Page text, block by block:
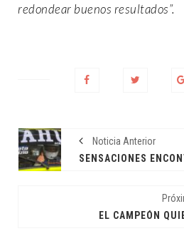
redondear buenos resultados”.
Noticia Anterior